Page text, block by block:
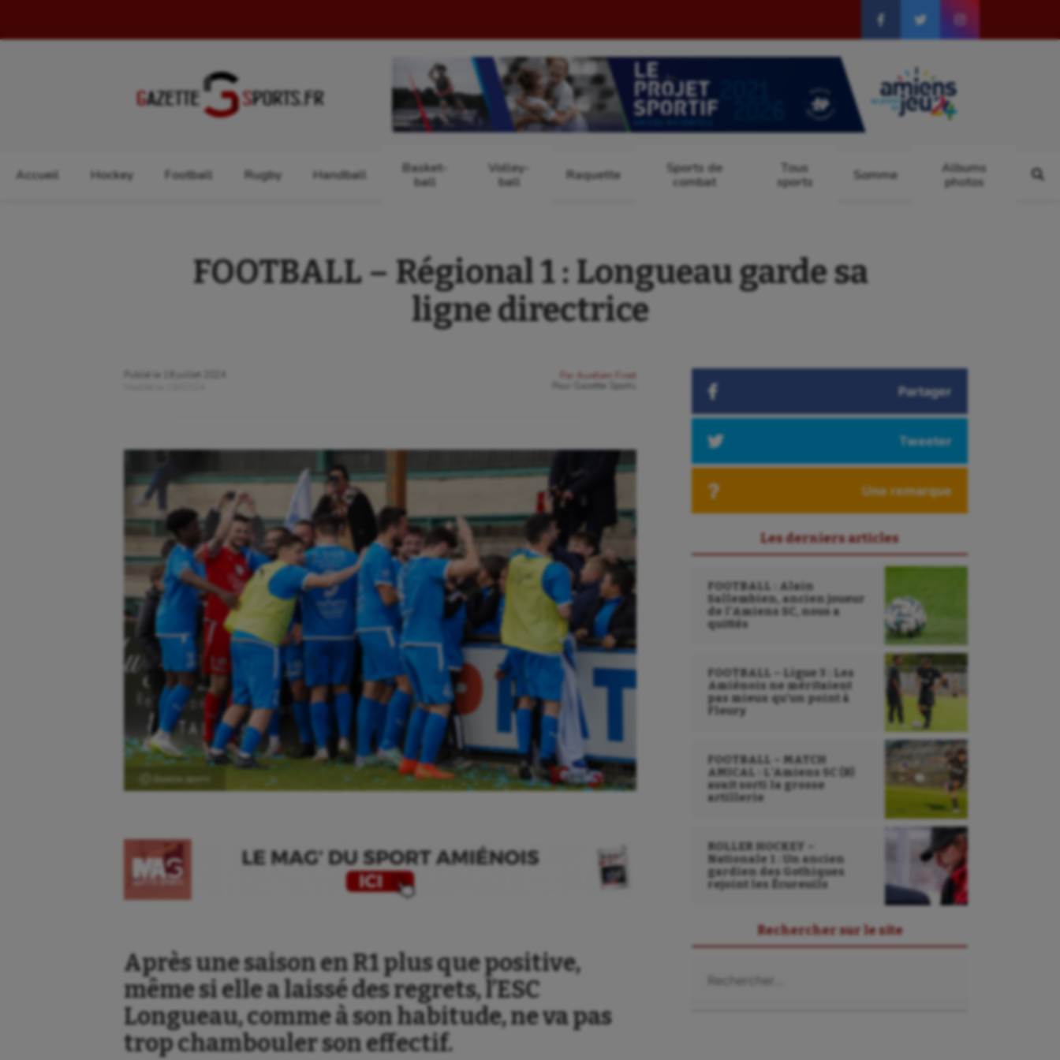
Accueil Hockey Football Rugby Handball
Basket-
ball
Volley-
ball
Raquette
Sports de
combat
Tous
sports
Somme
Albums
photos
FOOTBALL – Régional 1 : Longueau garde sa
ligne directrice
Publié le
18 juillet 2024
Par
Aurélien Finet
Gazette Sports
Ⓒ Gazette Sports
Après une saison en R1 plus que positive,
même si elle a laissé des regrets, l’ESC
Longueau, comme à son habitude, ne va pas
trop chambouler son effectif.
Partager
Tweeter
Une remarque
Les derniers articles
FOOTBALL : Alain
Sallembien, ancien joueur
de l’Amiens SC, nous a
quittés
FOOTBALL – Ligue 3 : Les
Amiénois ne méritaient
pas mieux qu’un point à
Fleury
FOOTBALL – MATCH
AMICAL : L’Amiens SC (B)
avait sorti la grosse
artillerie
ROLLER HOCKEY –
Nationale 1 : Un ancien
gardien des Gothiques
rejoint les Écureuils
Rechercher sur le site